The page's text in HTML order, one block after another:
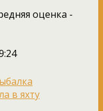
оценка -
в яхту